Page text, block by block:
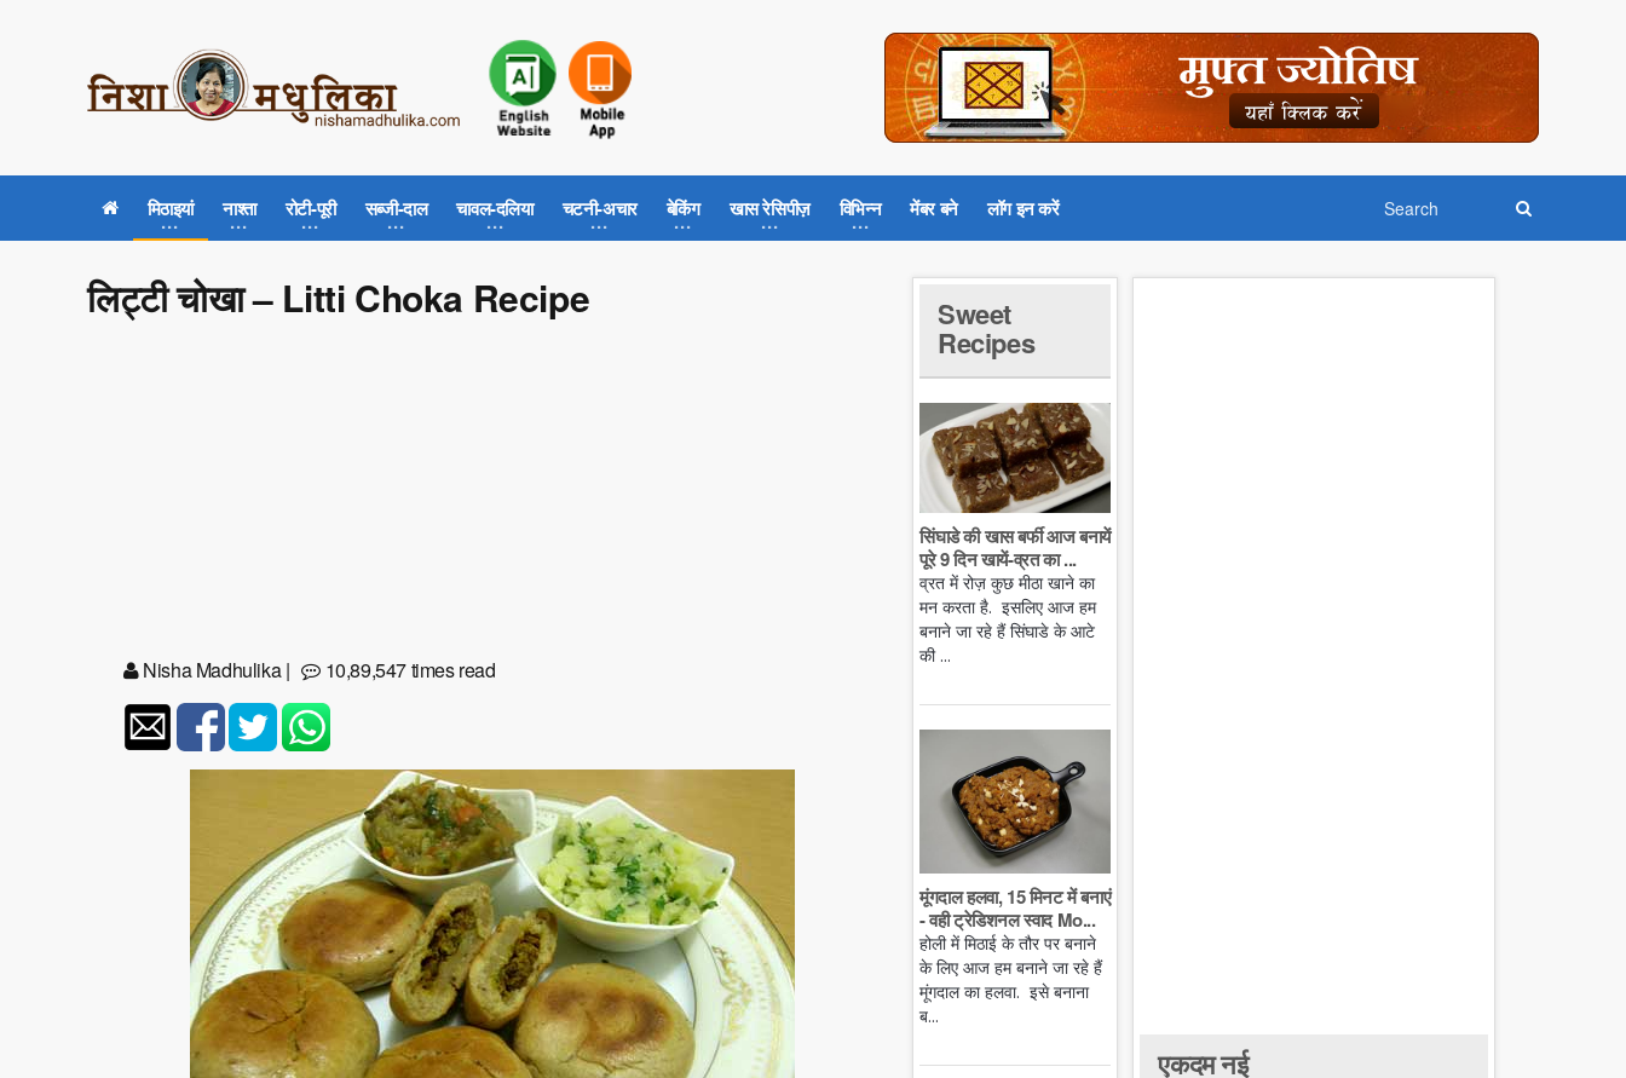
मिठाइयां नाश्ता रोटी-पूरी सब्जी-दाल चावल-दलिया चटनी-अचार बेकिंग खास रेसिपीज़ विभिन्न मेंबर बने लॉग इन करें
लिट्टी चोखा – Litti Choka Recipe
Nisha Madhulika| 10,89,547 times read
Sweet
Recipes
सिंघाडे की खास बर्फी आज बनायें
पूरे 9 दिन खायें-व्रत का ...
व्रत में रोज़ कुछ मीठा खाने का
मन करता है. इसलिए आज हम
बनाने जा रहे हैं सिंघाडे के आटे
की ...
मूंगदाल हलवा, 15 मिनट में बनाएं
- वही ट्रेडिशनल स्वाद Mo...
होली में मिठाई के तौर पर बनाने
के लिए आज हम बनाने जा रहे हैं
मूंगदाल का हलवा. इसे बनाना
ब...
एकदम नई